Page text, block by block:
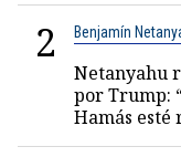
2 Benjamín
Netanyahu
por Trump:
Hamás esté